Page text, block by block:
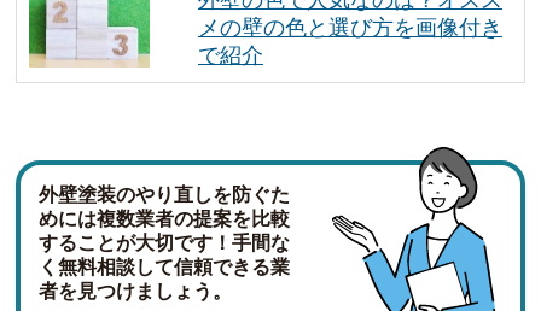
メの壁の色と選び方を画像付き
で紹介
外壁塗装のやり直しを防ぐた
めには複数業者の提案を比較
することが大切です！手間な
く無料相談して信頼できる業
者を見つけましょう。